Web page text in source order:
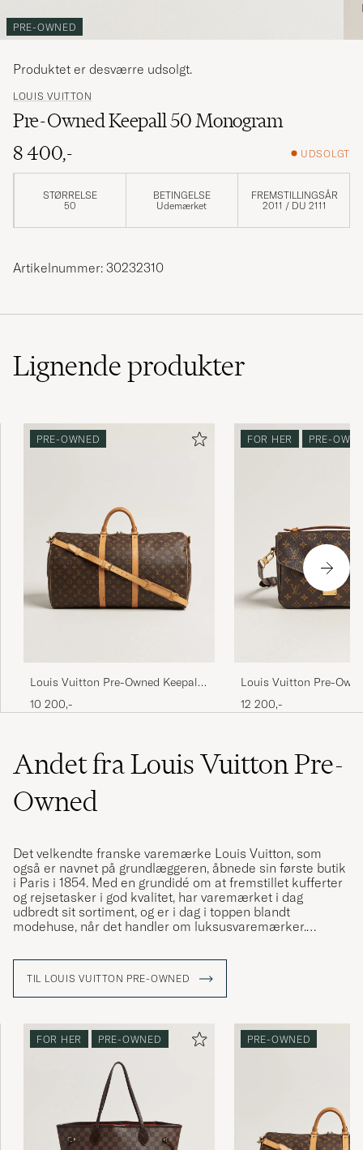
PRE-OWNED
LOUIS VUITTON
Pre-Owned Keepall 50 Monogram
8 400,-
UDSOLGT
STØRRELSE
50
BETINGELSE
Udemærket
FREMSTILLINGSÅR
2011 / DU 2111
Produktet er desværre udsolgt.
Artikelnummer: 30232310
Lignendeprodukter
PRE-OWNED
Louis Vuitton Pre-Owned Keepall
Bandouliére 55 Monogram
10 200,-
FOR HER PRE-
Louis Vuitton Pre-
Métis Monogram
12 200,-
Andet fra Louis Vuitton Pre-
Owned
Det velkendte franske varemærke Louis Vuitton, som
også er navnet på grundlæggeren, åbnede sin første butik
i Paris i 1854. Med en grundidé om at fremstillet kufferter
og rejsetasker i god kvalitet, har varemærket i dag
udbredt sit sortiment, og er i dag i toppen blandt
modehuse, når det handler om luksusvaremærker.
Louis Vuitton har gennem årene designet mange ikoniske
"Keepall" er en af dem. Denne er skabt i en masse
forskellige designs, og frem for alt i deres ikoniske LV
TIL LOUIS VUITTON PRE-OWNED
FOR HER PRE-OWNED PRE-OWNED